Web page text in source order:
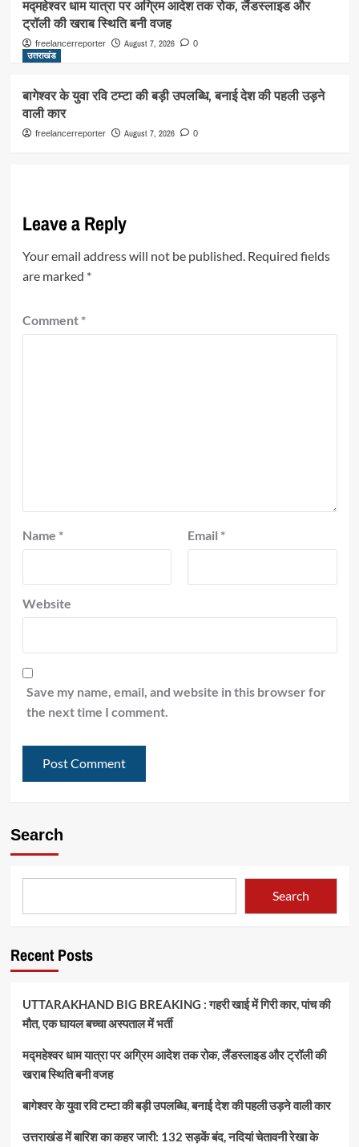
मद्महेश्वर धाम यात्रा पर अग्रिम आदेश तक रोक, लैंडस्लाइड और
ट्रॉली की खराब स्थिति बनी वजह
freelancerreporter August 7, 2026 0
उत्तराखंड
बागेश्वर के युवा रवि टम्टा की बड़ी उपलब्धि, बनाई देश की पहली उड़ने
वाली कार
freelancerreporter August 7, 2026 0
Leave a Reply
Your email address will not be published. Required fields
are marked *
Comment *
Name * Email *
Website
Save my name, email, and website in this browser for
the next time I comment.
Search
Search
Recent Posts
UTTARAKHAND BIG BREAKING : गहरी खाई में गिरी कार, पांच की
मौत, एक घायल बच्चा अस्पताल में भर्ती
मद्महेश्वर धाम यात्रा पर अग्रिम आदेश तक रोक, लैंडस्लाइड और ट्रॉली की
खराब स्थिति बनी वजह
बागेश्वर के युवा रवि टम्टा की बड़ी उपलब्धि, बनाई देश की पहली उड़ने वाली कार
उत्तराखंड में बारिश का कहर जारी: 132 सड़कें बंद, नदियां चेतावनी रेखा के